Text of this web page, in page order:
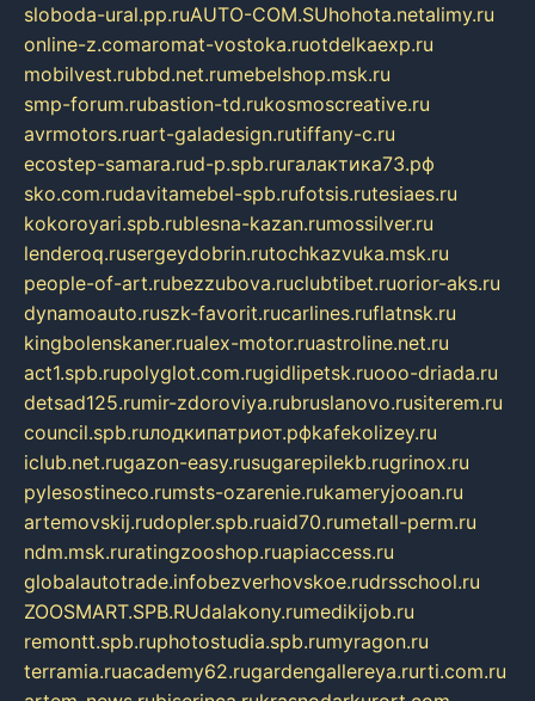
sloboda-ural.pp.ruAUTO-COM.SUhohota.netalimy.ru
online-z.comaromat-vostoka.ruotdelkaexp.ru
mobilvest.rubbd.net.rumebelshop.msk.ru
smp-forum.rubastion-td.rukosmoscreative.ru
avrmotors.ruart-galadesign.rutiffany-c.ru
ecostep-samara.rud-p.spb.ruгалактика73.рф
sko.com.rudavitamebel-spb.rufotsis.rutesiaes.ru
kokoroyari.spb.rublesna-kazan.rumossilver.ru
lenderoq.rusergeydobrin.rutochkazvuka.msk.ru
people-of-art.rubezzubova.ruclubtibet.ruorior-aks.ru
dynamoauto.ruszk-favorit.rucarlines.ruflatnsk.ru
kingbolenskaner.rualex-motor.ruastroline.net.ru
act1.spb.rupolyglot.com.rugidlipetsk.ruooo-driada.ru
detsad125.rumir-zdoroviya.rubruslanovo.rusiterem.ru
council.spb.ruлодкипатриот.рфkafekolizey.ru
iclub.net.rugazon-easy.rusugarepilekb.rugrinox.ru
pylesostineco.rumsts-ozarenie.rukameryjooan.ru
artemovskij.rudopler.spb.ruaid70.rumetall-perm.ru
ndm.msk.ruratingzooshop.ruapiaccess.ru
globalautotrade.infobezverhovskoe.rudrsschool.ru
ZOOSMART.SPB.RUdalakony.rumedikijob.ru
remontt.spb.ruphotostudia.spb.rumyragon.ru
terramia.ruacademy62.rugardengallereya.rurti.com.ru